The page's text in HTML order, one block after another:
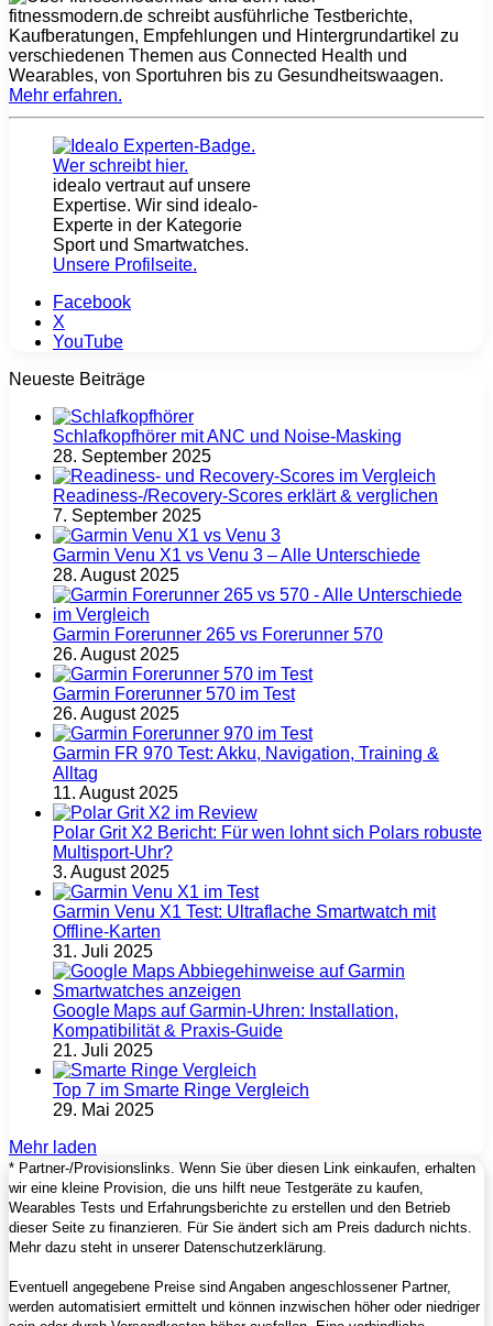
fitnessmodern.de schreibt ausführliche Testberichte,
Kaufberatungen, Empfehlungen und Hintergrundartikel zu
verschiedenen Themen aus Connected Health und
Wearables, von Sportuhren bis zu Gesundheitswaagen.
Mehr erfahren.
idealo vertraut auf unsere
Expertise. Wir sind idealo-
Experte in der Kategorie
Sport und Smartwatches.
Unsere Profilseite.
Facebook
X
YouTube
Neueste Beiträge
Schlafkopfhörer mit ANC und Noise-Masking
28. September 2025
Readiness-/Recovery-Scores erklärt & verglichen
7. September 2025
Garmin Venu X1 vs Venu 3 – Alle Unterschiede
28. August 2025
Garmin Forerunner 265 vs Forerunner 570
26. August 2025
Garmin Forerunner 570 im Test
26. August 2025
Garmin FR 970 Test: Akku, Navigation, Training &
Alltag
11. August 2025
Polar Grit X2 Bericht: Für wen lohnt sich Polars robuste
Multisport‑Uhr?
3. August 2025
Garmin Venu X1 Test: Ultraflache Smartwatch mit
Offline-Karten
31. Juli 2025
Google Maps auf Garmin‑Uhren: Installation,
Kompatibilität & Praxis‑Guide
21. Juli 2025
Top 7 im Smarte Ringe Vergleich
29. Mai 2025
Mehr laden
* Partner-/Provisionslinks. Wenn Sie über diesen Link einkaufen, erhalten
wir eine kleine Provision, die uns hilft neue Testgeräte zu kaufen,
Wearables Tests und Erfahrungsberichte zu erstellen und den Betrieb
dieser Seite zu finanzieren. Für Sie ändert sich am Preis dadurch nichts.
Mehr dazu steht in unserer Datenschutzerklärung.
Eventuell angegebene Preise sind Angaben angeschlossener Partner,
werden automatisiert ermittelt und können inzwischen höher oder niedriger